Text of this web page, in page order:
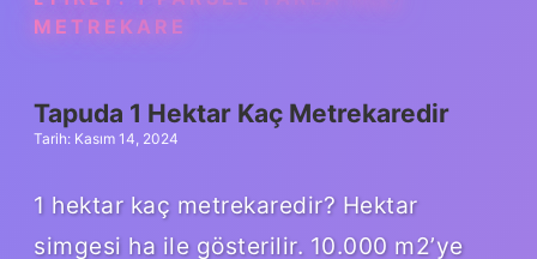
METREKARE
Tapuda 1 Hektar Kaç Metrekaredir
Tarih: Kasım 14, 2024
1 hektar kaç metrekaredir? Hektar
simgesi ha ile gösterilir. 10.000 m2’ye